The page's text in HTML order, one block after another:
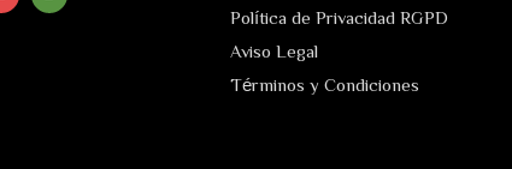
Política de Privacidad RGPD
Aviso Legal
Términos y Condiciones